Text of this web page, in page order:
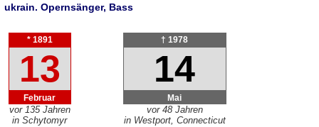
ukrain. Opernsänger, Bass
* 1891
13
Februar
vor 135 Jahren
in Schytomyr
† 1978
14
Mai
vor 48 Jahren
in Westport, Connecticut